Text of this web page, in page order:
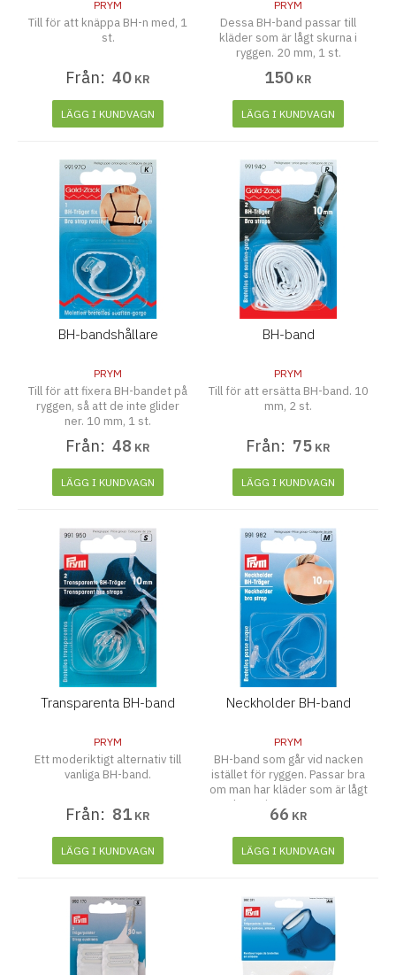
PRYM
Till för att knäppa BH-n med, 1
st.
Från: 40 KR
LÄGG I KUNDVAGN
PRYM
Dessa BH-band passar till
kläder som är lågt skurna i
ryggen. 20 mm, 1 st.
150 KR
LÄGG I KUNDVAGN
BH-bandshållare
PRYM
Till för att fixera BH-bandet på
ryggen, så att de inte glider
ner. 10 mm, 1 st.
Från: 48 KR
LÄGG I KUNDVAGN
BH-band
PRYM
Till för att ersätta BH-band. 10
mm, 2 st.
Från: 75 KR
LÄGG I KUNDVAGN
Transparenta BH-band
PRYM
Ett moderiktigt alternativ till
vanliga BH-band.
Från: 81 KR
LÄGG I KUNDVAGN
Neckholder BH-band
PRYM
BH-band som går vid nacken
istället för ryggen. Passar bra
om man har kläder som är lågt
skurna i ryggen. 10 mm,
transparent, 1 st.
66 KR
LÄGG I KUNDVAGN